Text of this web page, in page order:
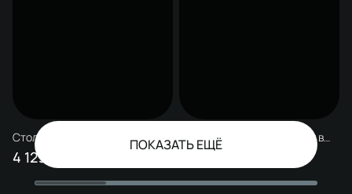
Столешница под раковину в
ванную STWORKI Монтре 100
белый мрамор, МДФ, с
отверстием справа, с О-
4 129 ₽
Столешница под раковину в
ванную STWORKI Монтре 100
белый мрамор, МДФ, с
отверстием по центру, с О-
4 112 ₽
ПОКАЗАТЬ ЕЩЁ